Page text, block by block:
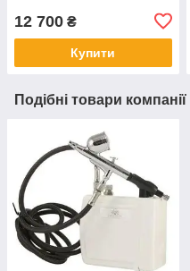
12 700 ₴
Купити
Подібні товари компанії